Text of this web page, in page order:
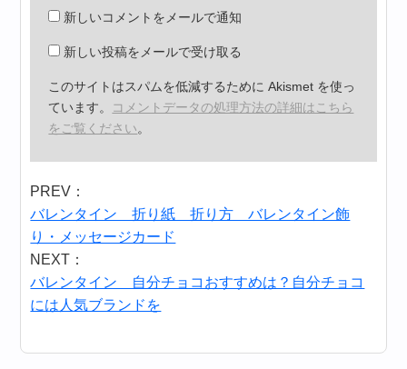
新しいコメントをメールで通知
新しい投稿をメールで受け取る
このサイトはスパムを低減するために Akismet を使っ
ています。 コメントデータの処理方法の詳細はこちら
をご覧ください。
PREV：
バレンタイン 折り紙 折り方 バレンタイン飾
り・メッセージカード
NEXT：
バレンタイン 自分チョコおすすめは？自分チョコ
には人気ブランドを